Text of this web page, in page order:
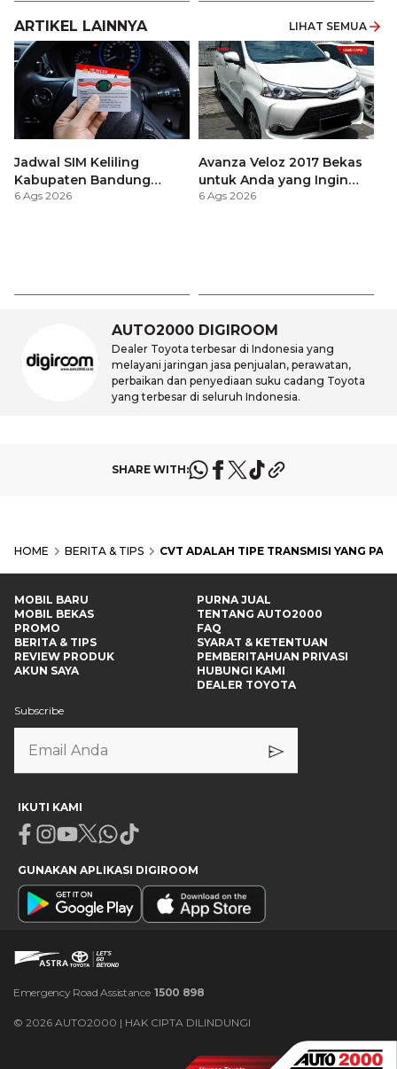
ARTIKEL LAINNYA LIHAT SEMUA
Jadwal SIM Keliling
Kabupaten Bandung
Terbaru 2026 dan
6 Ags 2026
Avanza Veloz 2017 Bekas
untuk Anda yang Ingin
MPV Modern
6 Ags 2026
AUTO2000 DIGIROOM
Dealer Toyota terbesar di Indonesia yang
melayani jaringan jasa penjualan, perawatan,
perbaikan dan penyediaan suku cadang Toyota
yang terbesar di seluruh Indonesia.
SHARE WITH:
HOME BERITA & TIPS CVT ADALAH TIPE TRANSMISI YANG
MOBIL BARU
MOBIL BEKAS
PROMO
BERITA & TIPS
REVIEW PRODUK
AKUN SAYA
PURNA JUAL
TENTANG AUTO2000
FAQ
SYARAT & KETENTUAN
PEMBERITAHUAN PRIVASI
HUBUNGI KAMI
DEALER TOYOTA
Subscribe
IKUTI KAMI
Facebook
Instagram
Youtube
X Whatsapp
Tiktok
GUNAKAN APLIKASI DIGIROOM
Emergency Road Assistance 1500 898
© 2026 AUTO2000 | HAK CIPTA DILINDUNGI